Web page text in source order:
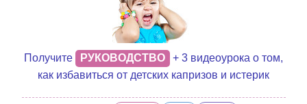
Получите РУКОВОДСТВО
+ 3 видеоурока о том,
как избавиться от детских капризов и истерик